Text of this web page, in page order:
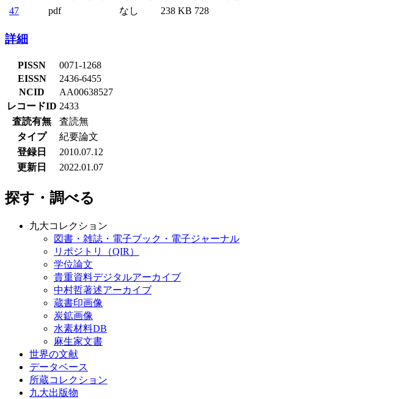
47
pdf なし 238 KB 728
詳細
PISSN
0071-1268
EISSN
2436-6455
NCID
AA00638527
レコードID 2433
査読有無
査読無
タイプ
紀要論文
登録日
2010.07.12
更新日
2022.01.07
探す・調べる
九大コレクション
図書・雑誌・電子ブック・電子ジャーナル
リポジトリ（QIR）
学位論文
貴重資料デジタルアーカイブ
中村哲著述アーカイブ
蔵書印画像
炭鉱画像
水素材料DB
麻生家文書
世界の文献
データベース
所蔵コレクション
九大出版物